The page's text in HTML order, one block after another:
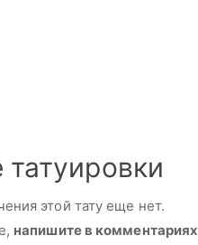
татуировки
этой тату еще нет.
напишите в комментариях